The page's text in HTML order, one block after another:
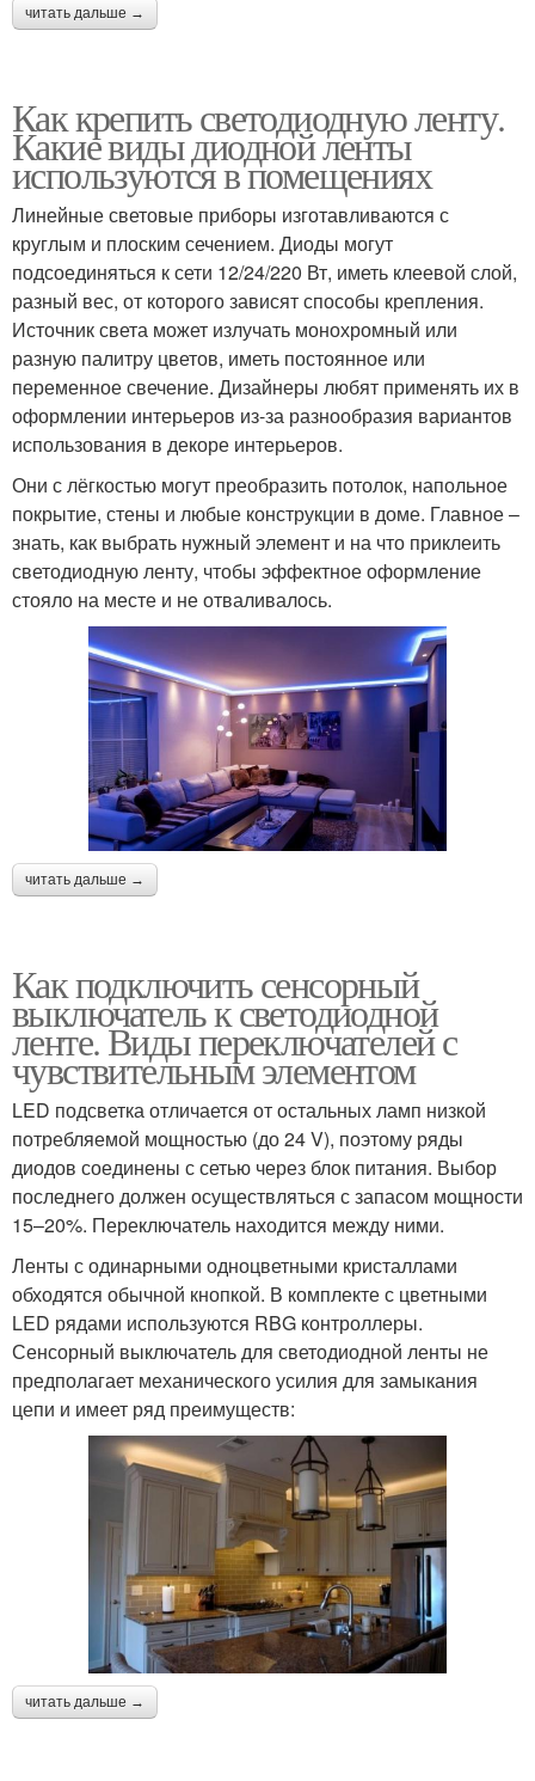
читать дальше →
Как крепить светодиодную ленту.
Какие виды диодной ленты
используются в помещениях
Линейные световые приборы изготавливаются с
круглым и плоским сечением. Диоды могут
подсоединяться к сети 12/24/220 Вт, иметь клеевой слой,
разный вес, от которого зависят способы крепления.
Источник света может излучать монохромный или
разную палитру цветов, иметь постоянное или
переменное свечение. Дизайнеры любят применять их в
оформлении интерьеров из-за разнообразия вариантов
использования в декоре интерьеров.
Они с лёгкостью могут преобразить потолок, напольное
покрытие, стены и любые конструкции в доме. Главное –
знать, как выбрать нужный элемент и на что приклеить
светодиодную ленту, чтобы эффектное оформление
стояло на месте и не отваливалось.
читать дальше →
Как подключить сенсорный
выключатель к светодиодной
ленте. Виды переключателей с
чувствительным элементом
LED подсветка отличается от остальных ламп низкой
потребляемой мощностью (до 24 V), поэтому ряды
диодов соединены с сетью через блок питания. Выбор
последнего должен осуществляться с запасом мощности
15–20%. Переключатель находится между ними.
Ленты с одинарными одноцветными кристаллами
обходятся обычной кнопкой. В комплекте с цветными
LED рядами используются RBG контроллеры.
Сенсорный выключатель для светодиодной ленты не
предполагает механического усилия для замыкания
цепи и имеет ряд преимуществ:
читать дальше →